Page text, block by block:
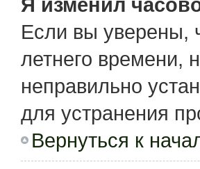
Если вы уверены,
летнего времени,
неправильно
для устранения
Вернуться к